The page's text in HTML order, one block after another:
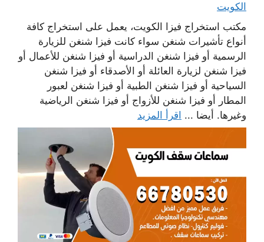
الكويت
مكتب استخراج فيزا الكويت، يعمل على استخراج كافة
أنواع تأشيرات شنغن سواء كانت فيزا شنغن للزيارة
الرسمية أو فيزا شنغن الدراسية أو فيزا شنغن للأعمال أو
فيزا شنغن لزيارة العائلة أو الأصدقاء أو فيزا شنغن
السياحية أو فيزا شنغن الطبية أو فيزا شنغن لعبور
المطار أو فيزا شنغن للأزواج أو فيزا شنغن الرياضية
وغيرها. أيضا ... اقرأ المزيد